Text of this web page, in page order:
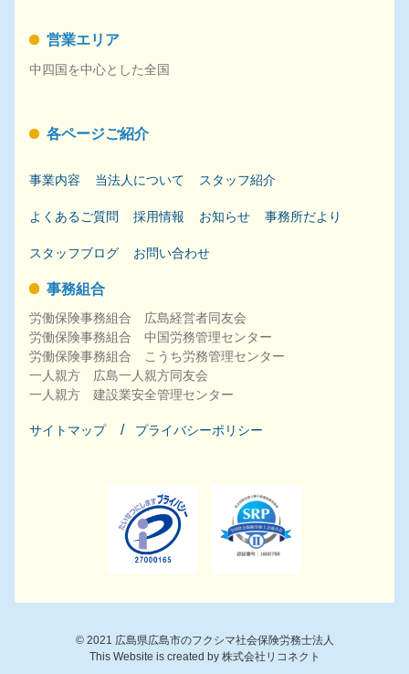
営業エリア
中四国を中心とした全国
各ページご紹介
事業内容 当法人について スタッフ紹介
よくあるご質問 採用情報 お知らせ 事務所だより
スタッフブログ お問い合わせ
事務組合
労働保険事務組合 広島経営者同友会
労働保険事務組合 中国労務管理センター
労働保険事務組合 こうち労務管理センター
一人親方 広島一人親方同友会
一人親方 建設業安全管理センター
サイトマップ プライバシーポリシー
© 2021 広島県広島市のフクシマ社会保険労務士法人
This Website is created by 株式会社リコネクト